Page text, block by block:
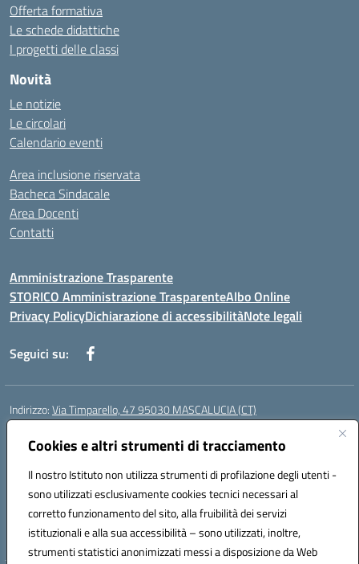
Cookies e altri strumenti di tracciamento
Il nostro Istituto non utilizza strumenti di profilazione degli utenti -
sono utilizzati esclusivamente cookies tecnici necessari al
corretto funzionamento del sito, alla fruibilità dei servizi
istituzionali e alla sua accessibilità – sono utilizzati, inoltre,
strumenti statistici anonimizzati messi a disposizione da Web
Offerta formativa
Le schede didattiche
I progetti delle classi
Novità
Le notizie
Le circolari
Calendario eventi
Area inclusione riservata
Bacheca Sindacale
Area Docenti
Contatti
Amministrazione Trasparente
STORICO Amministrazione TrasparenteAlbo Online
Privacy PolicyDichiarazione di accessibilitàNote legali
Seguici su:
Indirizzo:Via Timparello, 47 95030 MASCALUCIA (CT)
Centralino:
Posta elettronica certificata (PEC):ctic8bc002@pec.istruzione.it
Codice fiscale: 93238350875
Codice meccanografico:ctic8bc002
Codice Indice delle Pubbliche Amministrazioni (IPA): istsc_ctic8bc002
Codice unico di fatturazione (CUF): 2PO2JW